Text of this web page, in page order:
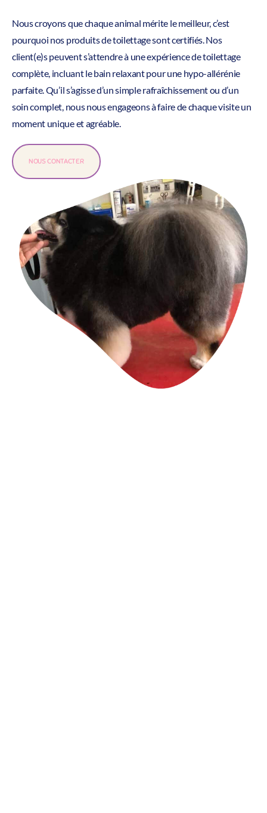
Nous croyons que chaque animal mérite le meilleur, c’est
pourquoi nos produits de toilettage sont certifiés. Nos
client(e)s peuvent s’attendre à une expérience de toilettage
complète, incluant le bain relaxant pour une hypo-allérénie
parfaite. Qu’il s’agisse d’un simple rafraîchissement ou d’un
soin complet, nous nous engageons à faire de chaque visite un
moment unique et agréable.
NOUS CONTACTER